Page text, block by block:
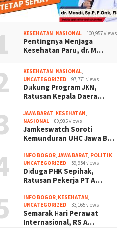
KESEHATAN NASIONAL 100,957 views
Pentingnya Menjaga
Kesehatan Paru, dr. M…
KESEHATAN NASIONAL
UNCATEGORIZED
97,771 views
Dukung Program JKN,
Ratusan Kepala Daera…
JAWA BARAT KESEHATAN
NASIONAL
89,985 views
Jamkeswatch Soroti
Kemunduran UHC Jawa B…
INFO BOGOR ,JAWA BARAT POLITIK
UNCATEGORIZED
39,934 views
Diduga PHK Sepihak,
Ratusan Pekerja PT A…
INFO BOGOR KESEHATAN
UNCATEGORIZED
33,165 views
Semarak Hari Perawat
Internasional, RS A…